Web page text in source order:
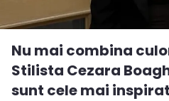
Nu mai combina
Stilista Cezara
sunt cele mai